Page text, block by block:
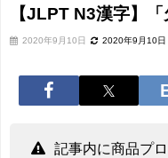
【JLPT N3漢字】
2020年9月10日 2020年9月10日
記事内に商品プ